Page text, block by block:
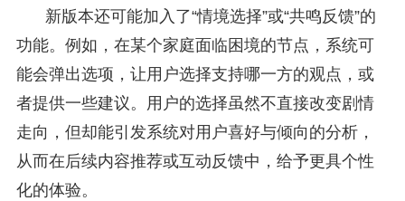
新版本还可能加入了“情境选择”或“共鸣反馈”的
功能。例如，在某个家庭面临困境的节点，系统可
能会弹出选项，让用户选择支持哪一方的观点，或
者提供一些建议。用户的选择虽然不直接改变剧情
走向，但却能引发系统对用户喜好与倾向的分析，
从而在后续内容推荐或互动反馈中，给予更具个性
化的体验。